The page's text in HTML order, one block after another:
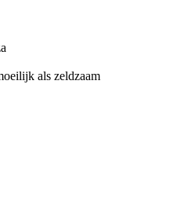
als zeldzaam